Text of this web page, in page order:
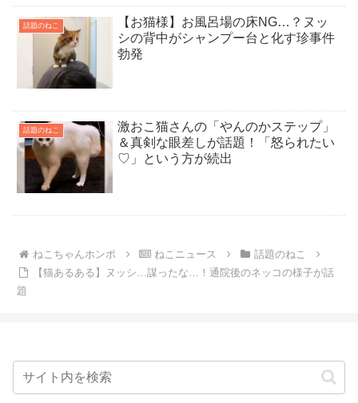
話題のねこ
【お猫様】お風呂場の床NG…？ヌッ
シの背中がシャンプー台と化す珍事件
勃発
話題のねこ
激おこ猫さんの「やんのかステップ」
＆真剣な眼差しが話題！「怒られたい
♡」という方が続出
ねこちゃんホンポ ねこニュース
話題のねこ
【猫あるある】ヌッシ…謀ったな…！通院後のネッコの様子が話
題